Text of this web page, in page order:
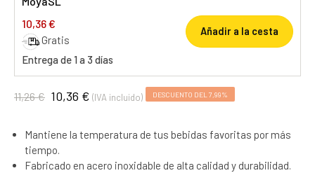
10,36 €
Gratis
Entrega de 1 a 3 días
Añadir a la cesta
11,26 € 10,36 € (IVA incluido) DESCUENTO DEL 7,99%
Mantiene la temperatura de tus bebidas favoritas por más
tiempo.
Fabricado en acero inoxidable de alta calidad y durabilidad.